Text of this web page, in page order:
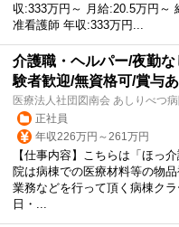
収:333万円～ 月給:20.5万円～
准看護師 年収:333万円...
介護職・ヘルパー/夜勤
験者歓迎/無資格可/賞与
医療法人社団図南会 あしりべつ
正社員
年収226万円～261万円
【仕事内容】こちらは「ほっ
院は病棟での医療材料等の物
業務などを行って頂く病棟ク
日・...